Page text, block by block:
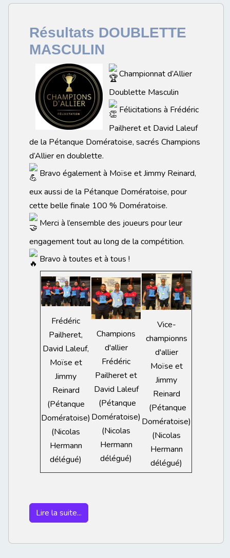
Résultats DOUBLETTE
MASCULIN
Championnat d’Allier
Doublette Masculin
Félicitations à Frédéric
Pailheret et David Laleuf
de la Pétanque Domératoise, sacrés Champions
d’Allier en doublette.
Bravo également à Moïse et Jimmy Reinard,
eux aussi de la Pétanque Domératoise, pour
cette belle finale 100 % Domératoise.
Merci à l’ensemble des joueurs pour leur
engagement tout au long de la compétition.
Bravo à toutes et à tous !
Frédéric
Pailheret,
David Laleuf,
Moïse et
Jimmy
Reinard
(Pétanque
Domératoise)
(Nicolas
Hermann
délégué)
Champions
d'allier
Frédéric
Pailheret et
David Laleuf
(Pétanque
Domératoise)
(Nicolas
Hermann
délégué)
Vice-
championns
d'allier
Moïse et
Jimmy
Reinard
(Pétanque
Domératoise)
(Nicolas
Hermann
délégué)
Lire la suite...